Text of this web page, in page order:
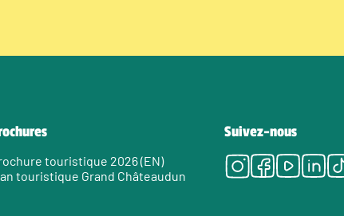
touristique 2026 (EN)
touristique Grand Châteaudun
Suivez-nous
Instagram